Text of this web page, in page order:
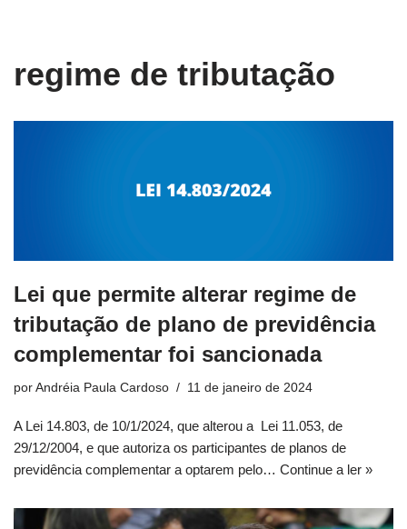
para
regime de tributação
Lei que permite alterar regime de
tributação de plano de previdência
complementar foi sancionada
por Andréia Paula Cardoso 11 de janeiro de 2024
A Lei 14.803, de 10/1/2024, que alterou a Lei 11.053, de
29/12/2004, e que autoriza os participantes de planos de
previdência complementar a optarem pelo… Continue a ler »